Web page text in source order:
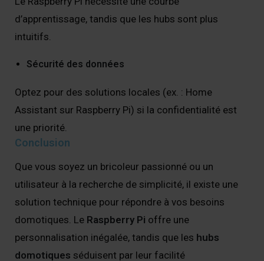
d’apprentissage, tandis que les hubs sont plus
intuitifs.
Sécurité des données
Optez pour des solutions locales (ex. : Home
Assistant sur Raspberry Pi) si la confidentialité est
une priorité.
Conclusion
Que vous soyez un bricoleur passionné ou un
utilisateur à la recherche de simplicité, il existe une
solution technique pour répondre à vos besoins
domotiques. Le Raspberry Pi offre une
personnalisation inégalée, tandis que les hubs
domotiques séduisent par leur facilité